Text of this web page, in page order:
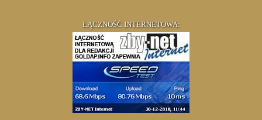
ŁĄCZNOŚĆ INTERNETOWA: